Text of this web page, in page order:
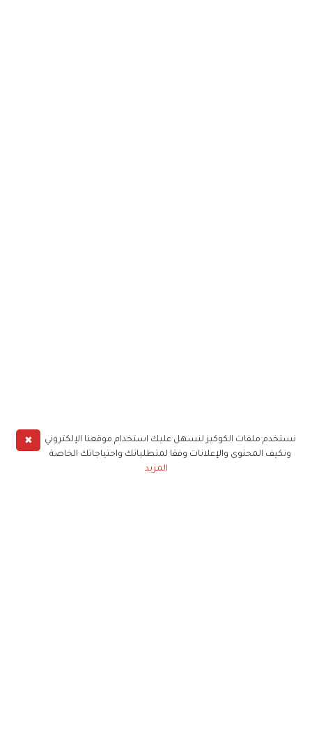
✖
نستخدم ملفات الكوكيز لنسهل عليك استخدام موقعنا الإلكتروني
ونكيف المحتوى والإعلانات وفقا لمتطلباتك واحتياجاتك الخاصة
المزيد